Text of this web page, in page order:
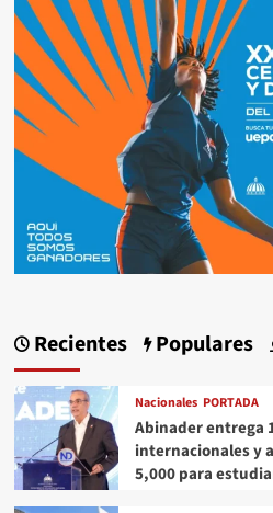
Recientes Populares
Nacionales PORTADA
Abinader entrega
internacionales y
5,000 para